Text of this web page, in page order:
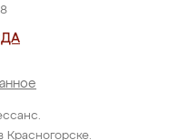
Красногорске.